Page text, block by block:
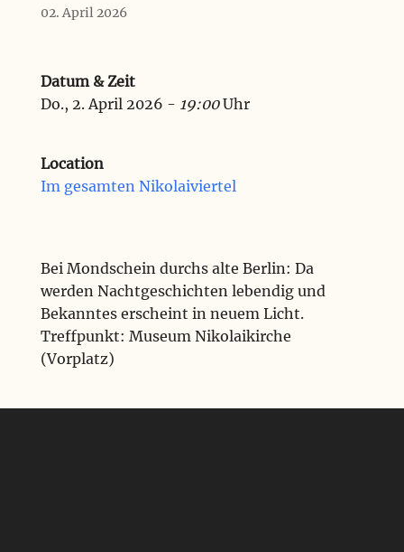
02. April 2026
Datum & Zeit
Do., 2. April 2026 - 19:00Uhr
Location
Im gesamten Nikolaiviertel
Bei Mondschein durchs alte Berlin: Da
werden Nachtgeschichten lebendig und
Bekanntes erscheint in neuem Licht.
Treffpunkt: Museum Nikolaikirche
(Vorplatz)